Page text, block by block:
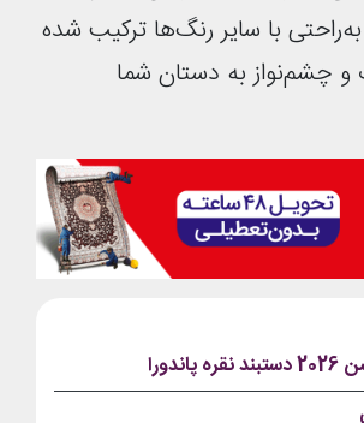
با سایر رنگ‌ها ترکیب شده
چشم‌نواز به دستان شما